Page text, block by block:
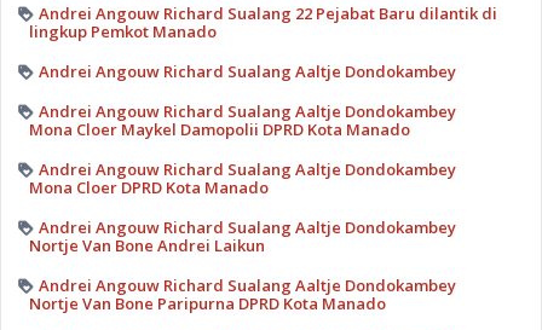
Andrei Angouw Richard Sualang 22 Pejabat Baru dilantik di
lingkup Pemkot Manado
Andrei Angouw Richard Sualang Aaltje Dondokambey
Andrei Angouw Richard Sualang Aaltje Dondokambey
Mona Cloer Maykel Damopolii DPRD Kota Manado
Andrei Angouw Richard Sualang Aaltje Dondokambey
Mona Cloer DPRD Kota Manado
Andrei Angouw Richard Sualang Aaltje Dondokambey
Nortje Van Bone Andrei Laikun
Andrei Angouw Richard Sualang Aaltje Dondokambey
Nortje Van Bone Paripurna DPRD Kota Manado